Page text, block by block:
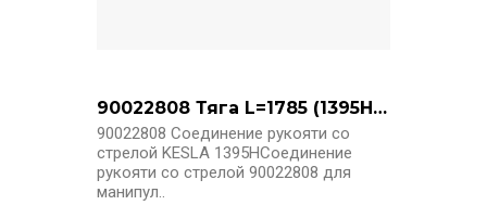
90022808 Тяга L=1785 (1395H, 13105H)
90022808 Соединение рукояти со
стрелой KESLA 1395HСоединение
рукояти со стрелой 90022808 для
манипул..